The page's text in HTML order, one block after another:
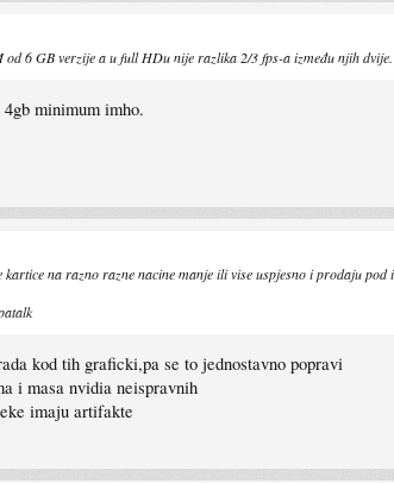
od 6 GB verzije a u full HDu nije razlika 2/3 fps-a između njih
minimum imho.
na razno razne nacine manje ili vise uspjesno i prodaju pod
kod tih graficki,pa se to jednostavno popravi
i masa nvidia neispravnih
imaju artifakte